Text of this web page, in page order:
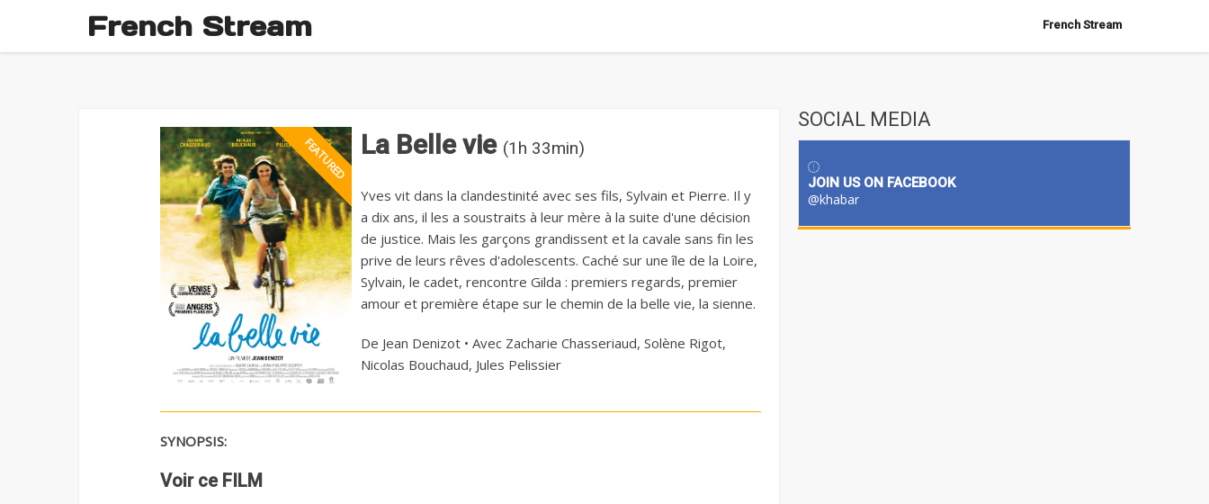
French Stream French Stream
La Belle vie (1h 33min)
Yves vit dans la clandestinité avec ses fils, Sylvain et Pierre. Il y
a dix ans, il les a soustraits à leur mère à la suite d'une décision
de justice. Mais les garçons grandissent et la cavale sans fin les
prive de leurs rêves d'adolescents. Caché sur une île de la Loire,
Sylvain, le cadet, rencontre Gilda : premiers regards, premier
amour et première étape sur le chemin de la belle vie, la sienne.
De Jean Denizot • Avec Zacharie Chasseriaud, Solène Rigot,
Nicolas Bouchaud, Jules Pelissier
SYNOPSIS:
Voir ce FILM
SOCIAL MEDIA
JOIN US ON FACEBOOK
@khabar